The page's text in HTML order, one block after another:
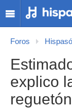
Foros
explico
reguetón